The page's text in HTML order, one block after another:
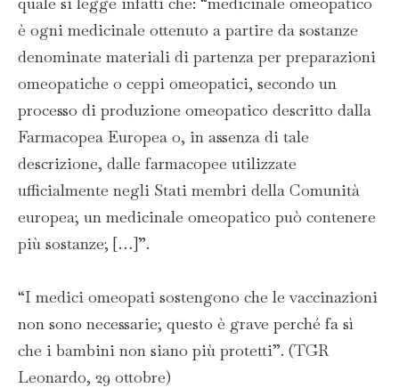
è ogni medicinale ottenuto a partire da sostanze
denominate materiali di partenza per preparazioni
omeopatiche o ceppi omeopatici, secondo un
processo di produzione omeopatico descritto dalla
Farmacopea Europea o, in assenza di tale
descrizione, dalle farmacopee utilizzate
ufficialmente negli Stati membri della Comunità
europea; un medicinale omeopatico può contenere
più sostanze; […]”.
“I medici omeopati sostengono che le vaccinazioni
non sono necessarie; questo è grave perché fa sì
che i bambini non siano più protetti”. (TGR
Leonardo, 29 ottobre)